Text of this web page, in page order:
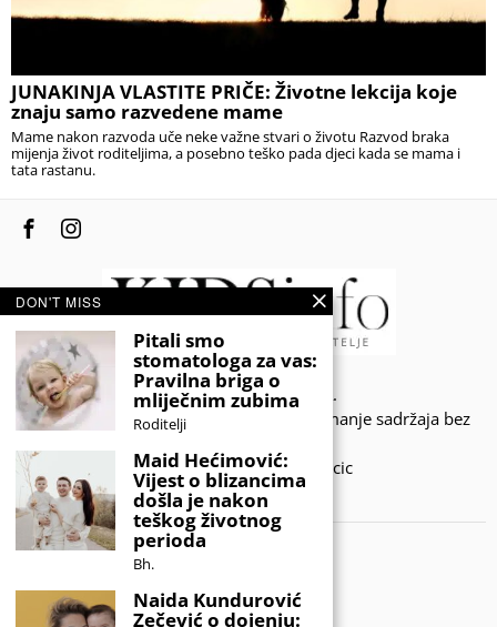
JUNAKINJA VLASTITE PRIČE: Životne lekcija koje
znaju samo razvedene mame
Mame nakon razvoda uče neke važne stvari o životu Razvod braka
mijenja život roditeljima, a posebno teško pada djeci kada se mama i
tata rastanu.
© 2020 - KIDSINFO.BA.
Sva prava zadržana. Zabranjeno preuzimanje sadržaja bez
Developed by Amar SIjercic
IZAŠAO JE NOVI MAGAZIN!
DON'T MISS
Pitali smo
stomatologa za vas:
Pravilna briga o
mliječnim zubima
Roditelji
Maid Hećimović:
Vijest o blizancima
došla je nakon
teškog životnog
perioda
Bh.
Naida Kundurović
Zečević o dojenju: